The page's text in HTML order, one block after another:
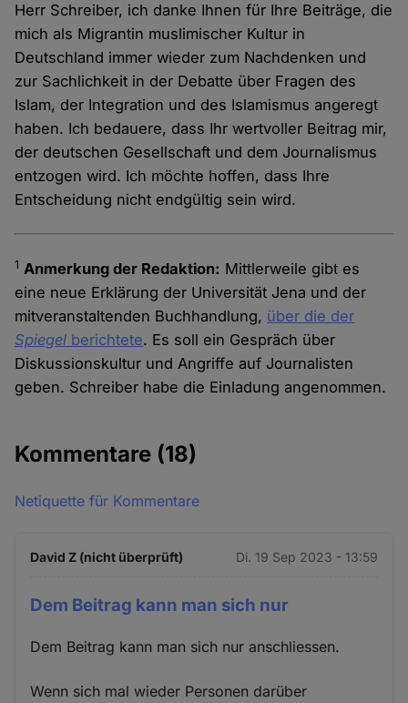
Herr Schreiber, ich danke Ihnen für Ihre Beiträge, die
mich als Migrantin muslimischer Kultur in
Deutschland immer wieder zum Nachdenken und
zur Sachlichkeit in der Debatte über Fragen des
Islam, der Integration und des Islamismus angeregt
haben. Ich bedauere, dass Ihr wertvoller Beitrag mir,
der deutschen Gesellschaft und dem Journalismus
entzogen wird. Ich möchte hoffen, dass Ihre
Entscheidung nicht endgültig sein wird.
1 Anmerkung der Redaktion: Mittlerweile gibt es
eine neue Erklärung der Universität Jena und der
mitveranstaltenden Buchhandlung, über die der
Spiegel berichtete. Es soll ein Gespräch über
Diskussionskultur und Angriffe auf Journalisten
geben. Schreiber habe die Einladung angenommen.
Kommentare (18)
Netiquette für Kommentare
David Z (nicht überprüft) Di. 19 Sep 2023 - 13:59
Dem Beitrag kann man sich nur
Dem Beitrag kann man sich nur anschliessen.
Wenn sich mal wieder Personen darüber